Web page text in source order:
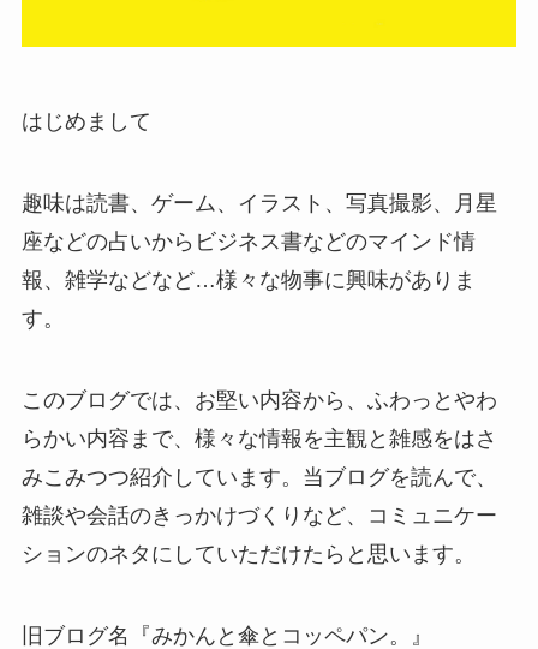
はじめまして
趣味は読書、ゲーム、イラスト、写真撮影、月星
座などの占いからビジネス書などのマインド情
報、雑学などなど…様々な物事に興味がありま
す。
このブログでは、お堅い内容から、ふわっとやわ
らかい内容まで、様々な情報を主観と雑感をはさ
みこみつつ紹介しています。当ブログを読んで、
雑談や会話のきっかけづくりなど、コミュニケー
ションのネタにしていただけたらと思います。
旧ブログ名『みかんと傘とコッペパン。』